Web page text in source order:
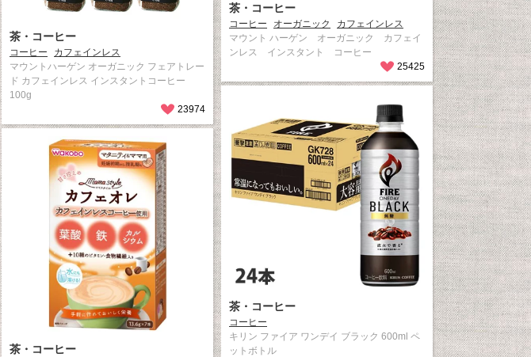
茶・コーヒー
コーヒー オーガニック
カフェインレス
マウント ハーゲン オーガニック カフェイ
ンレス インスタント コーヒー
25425
茶・コーヒー
コーヒー
カフェインレス
マウントハーゲン オーガニック フェアトレー
ド カフェインレス インスタントコーヒー
100g
23974
茶・コーヒー
コーヒー
キリン ファイア ワンデイ ブラック 600ml ペ
ットボトル
茶・コーヒー